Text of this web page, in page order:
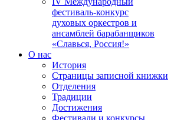
фестиваль-конкурс
духовых оркестров и
ансамблей барабанщиков
«Славься, Россия!»
О нас
История
Страницы записной книжки
Отделения
Традиции
Достижения
Фестивали и конкурсы